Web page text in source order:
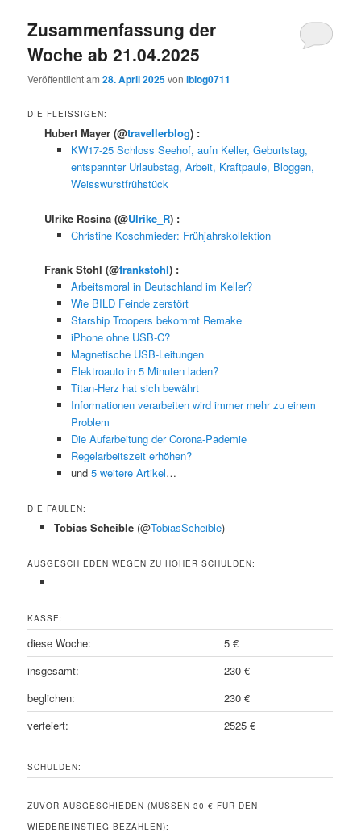
Zusammenfassung der
Woche ab 21.04.2025
Veröffentlicht am28. April 2025voniblog0711
DIE FLEISSIGEN:
Hubert Mayer(@travellerblog) :
KW17-25 Schloss Seehof, aufn Keller, Geburtstag,
entspannter Urlaubstag, Arbeit, Kraftpaule, Bloggen,
Weisswurstfrühstück
Ulrike Rosina(@Ulrike_R) :
Christine Koschmieder: Frühjahrskollektion
Frank Stohl(@frankstohl) :
Arbeitsmoral in Deutschland im Keller?
Wie BILD Feinde zerstört
Starship Troopers bekommt Remake
iPhone ohne USB-C?
Magnetische USB-Leitungen
Elektroauto in 5 Minuten laden?
Titan-Herz hat sich bewährt
Informationen verarbeiten wird immer mehr zu einem
Problem
Die Aufarbeitung der Corona-Pademie
Regelarbeitszeit erhöhen?
und 5 weitere Artikel…
DIE FAULEN:
Tobias Scheible (@TobiasScheible)
AUSGESCHIEDEN WEGEN ZU HOHER SCHULDEN:
KASSE:
diese Woche:
5 €
insgesamt:
230 €
beglichen:
230 €
verfeiert:
2525 €
SCHULDEN:
ZUVOR AUSGESCHIEDEN (MÜSSEN 30 € FÜR DEN
WIEDEREINSTIEG BEZAHLEN):